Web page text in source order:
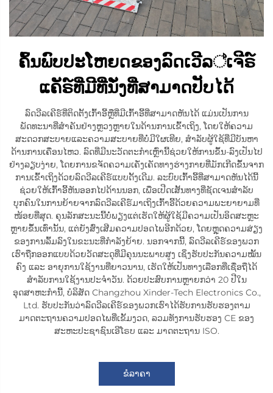
ຄົ້ນພົບປະໂຫຍດຂອງລົດເວີລ්ເຈີຣ໌
ແຄັຣ໌ທີ່ມີທີ່ນັ່ງທີ່ສາມາດປັບໄດ້
ລົດວີລເຄີຣ໌ທີ່ຕິດຕັ້ງເກົ້າອີ້ຫຼືທີ່ມີເກົ້າອີ້ທີ່ສາມາດຫັນໄດ້ ແມ່ນເປັນການ
ພັດທະນາທີ່ສຳຄັນຢ່າງຫຼວງຫຼາຍໃນດ້ານການເຂົ້າເຖິງ, ໂດຍໃຫ້ຄວາມ
ສະດວກສະບາຍແລະຄວາມສະບາຍທີ່ບໍ່ມີໃຜເທີຍ, ສຳລັບຜູ້ໃຊ້ທີ່ມີບັນຫາ
ດ້ານການເຄື່ອນໄຫວ. ລົດທີ່ມີນະວັດຕະກຳເຫຼົ່ານີ້ຊ່ວຍໃຫ້ການຂຶ້ນ-ລົງເປັນໄປ
ຢ່າງລຽບງ່າຍ, ໂດຍການຂຈັດຄວາມເຄັ່ງເຄັດທາງຮ່າງກາຍທີ່ມັກເກີດຂຶ້ນຈາກ
ການເຂົ້າເຖິງດ້ວຍລົດວີລເຄີຣ໌ແບບດັ້ງເດີມ. ລະບົບເກົ້າອີ້ທີ່ສາມາດຫັນໄດ້ນີ້
ຊ່ວຍໃຫ້ເກົ້າອີ້ຫັນອອກໄປດ້ານນອກ, ເພື່ອເປີດເສັ້ນທາງທີ່ຊັດເຈນສຳລັບ
ບຸກຄົນໃນການຍ້າຍຈາກລົດວີລເຄີຣ໌ມາເຖິງເກົ້າອີ້ດ້ວຍຄວາມພະຍາຍາມທີ່
ໜ້ອຍທີ່ສຸດ. ຄຸນລັກສະນະນີ້ບໍ່ພຽງແຕ່ເຮັດໃຫ້ຜູ້ໃຊ້ມີຄວາມເປັນອິດສະຫຼະ
ຫຼາຍຂຶ້ນເທົ່ານັ້ນ, ແຕ່ຍັງສົ່ງເສີມຄວາມປອດໄພອີກດ້ວຍ, ໂດຍຫຼຸດຄວາມສ່ຽງ
ຂອງການລົ້ມລົງໃນຂະນະທີ່ກຳລັງຍ້າຍ. ນອກຈາກນີ້, ລົດວີລເຄີຣ໌ຂອງພວກ
ເຮົາຖືກອອກແບບດ້ວຍວັດສະດຸທີ່ມີຄຸນນະພາບສູງ ເຊິ່ງຮັບປະກັນຄວາມໝັ້ນ
ຄົງ ແລະ ອາຍຸການໃຊ້ງານທີ່ຍາວນານ, ເຮັດໃຫ້ເປັນທາງເລືອກທີ່ເຊື່ອຖືໄດ້
ສຳລັບການໃຊ້ງານປະຈຳວັນ. ດ້ວຍປະສົບການຫຼາຍກວ່າ 20 ປີໃນ
ອຸດສາຫະກຳນີ້, ບໍລິສັດ Changzhou Xinder-Tech Electronics Co.,
Ltd. ຮັບປະກັນວ່າລົດວີລເຄີຣ໌ຂອງພວກເຮົາໄດ້ຮັບການຮັບຮອງຕາມ
ມາດຕະຖານຄວາມປອດໄພທີ່ເຂັ້ມງວດ, ລວມທັງການຮັບຮອງ CE ຂອງ
ສະຫະປະຊາຊົນເອີໂຣບ ແລະ ມາດຕະຖານ ISO.
ຂໍລາຄາ